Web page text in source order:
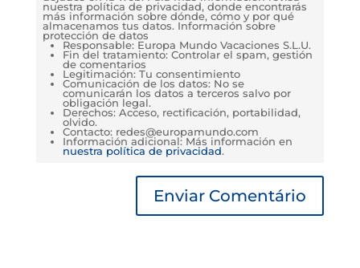
nuestra política de privacidad, donde encontrarás
más información sobre dónde, cómo y por qué
almacenamos tus datos. Información sobre
protección de datos
Responsable: Europa Mundo Vacaciones S.L.U.
Fin del tratamiento: Controlar el spam, gestión
de comentarios
Legitimación: Tu consentimiento
Comunicación de los datos: No se
comunicarán los datos a terceros salvo por
obligación legal.
Derechos: Acceso, rectificación, portabilidad,
olvido.
Contacto: redes@europamundo.com
Información adicional: Más información en
nuestra política de privacidad.